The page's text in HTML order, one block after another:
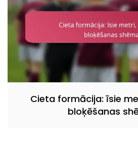
Cieta formācija: īsie
bloķēšanas